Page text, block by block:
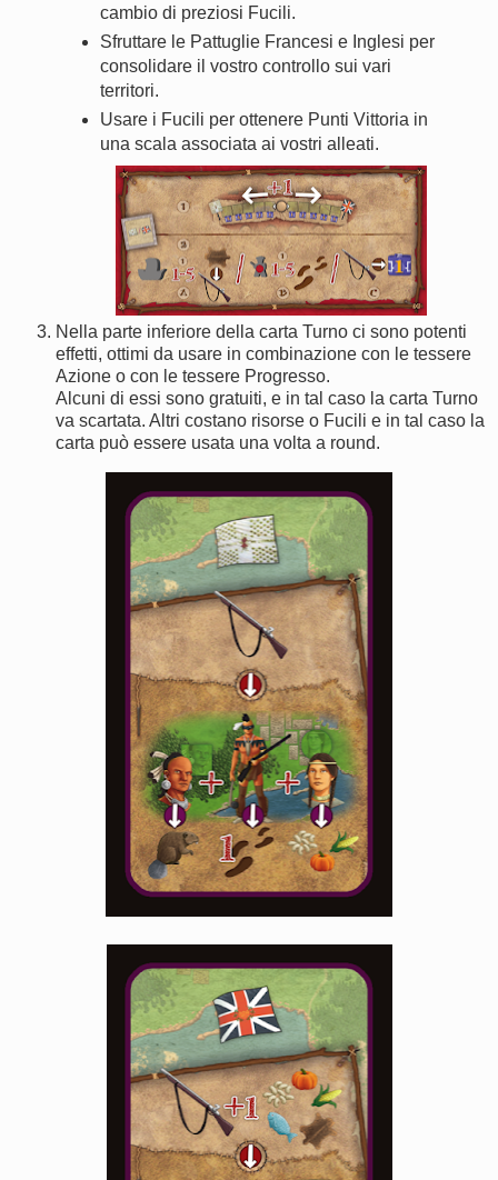
cambio di preziosi Fucili.
Sfruttare le Pattuglie Francesi e Inglesi per
consolidare il vostro controllo sui vari
territori.
Usare i Fucili per ottenere Punti Vittoria in
una scala associata ai vostri alleati.
Nella parte inferiore della carta Turno ci sono potenti
effetti, ottimi da usare in combinazione con le tessere
Azione o con le tessere Progresso.
Alcuni di essi sono gratuiti, e in tal caso la carta Turno
va scartata. Altri costano risorse o Fucili e in tal caso la
carta può essere usata una volta a round.